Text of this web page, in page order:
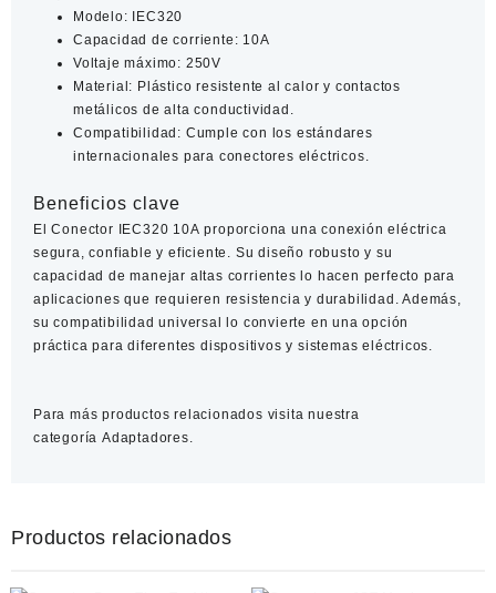
Modelo: IEC320
Capacidad de corriente: 10A
Voltaje máximo: 250V
Material: Plástico resistente al calor y contactos
metálicos de alta conductividad.
Compatibilidad: Cumple con los estándares
internacionales para conectores eléctricos.
Beneficios clave
ElConector IEC320 10A proporciona una conexión eléctrica
segura, confiable y eficiente. Su diseño robusto y su
capacidad de manejar altas corrientes lo hacen perfecto para
aplicaciones que requieren resistencia y durabilidad. Además,
su compatibilidad universal lo convierte en una opción
práctica para diferentes dispositivos y sistemas eléctricos.
Para más productos relacionados visita nuestra
categoría Adaptadores.
Productos relacionados